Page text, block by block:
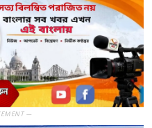
—